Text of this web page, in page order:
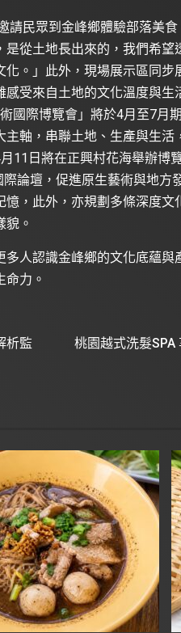
請民眾到金峰鄉體驗部落美食
從土地長出來的，我們希望
。」此外，現場展示區同步
受來自土地的文化溫度與生
國際博覽會」將於4月至7月
軸，串聯土地、生產與生活
11日將在正興村花海舉辦博
論壇，促進原生藝術與地方
，此外，亦規劃多條深度文
。
人認識金峰鄉的文化底蘊與
力。
析監
桃園越式洗髮